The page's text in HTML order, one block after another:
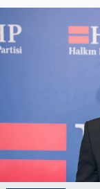
KKTC
Kültür
Moda
Nöbetçi